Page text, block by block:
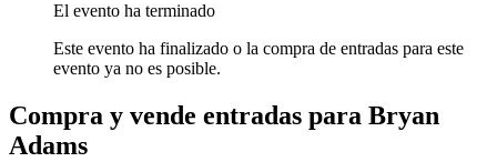
El evento ha terminado
Este evento ha finalizado o la compra de entradas para este
evento ya no es posible.
Compra y vende entradas para Bryan
Adams